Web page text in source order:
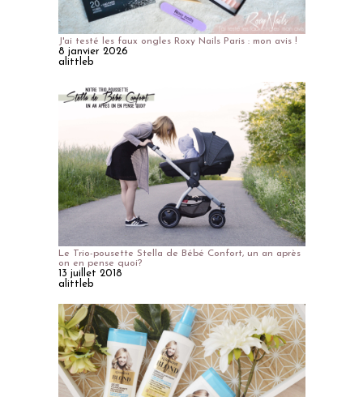
J'ai testé les faux ongles Roxy Nails Paris : mon avis !
8 janvier 2026
alittleb
Le Trio-pousette Stella de Bébé Confort, un an après
on en pense quoi?
13 juillet 2018
alittleb